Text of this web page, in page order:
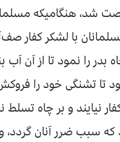
شد، هنگامیكه
با لشكر كفار
را نمود تا از آن آب
تا تشنگی خود را
نیایند و بر چاه
كه سبب ضرر آنان